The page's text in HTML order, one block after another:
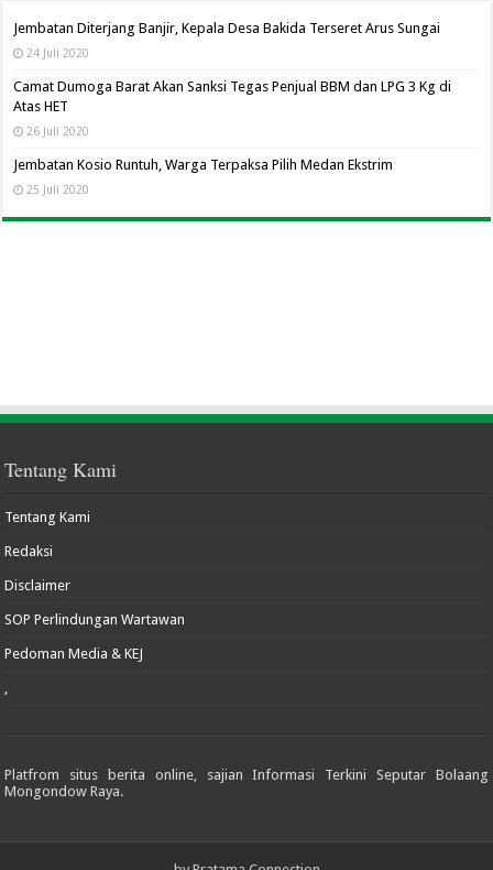
Jembatan Diterjang Banjir, Kepala Desa Bakida Terseret Arus Sungai
24 Juli 2020
Camat Dumoga Barat Akan Sanksi Tegas Penjual BBM dan LPG 3 Kg di
Atas HET
26 Juli 2020
Jembatan Kosio Runtuh, Warga Terpaksa Pilih Medan Ekstrim
25 Juli 2020
Tentang Kami
Tentang Kami
Redaksi
Disclaimer
SOP Perlindungan Wartawan
Pedoman Media & KEJ
Platfrom situs berita online, sajian Informasi Terkini Seputar Bolaang
Mongondow Raya.